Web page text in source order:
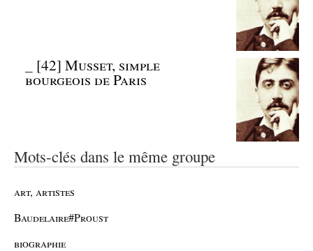
[42] Musset, simple
bourgeois de Paris
Mots-clés dans le même groupe
art, artistes
Baudelaire#Proust
biographie